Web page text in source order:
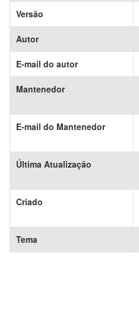
Versão
Autor
E-mail do autor
Mantenedor
E-mail do Mantenedor
Última Atualização
Criado
Tema